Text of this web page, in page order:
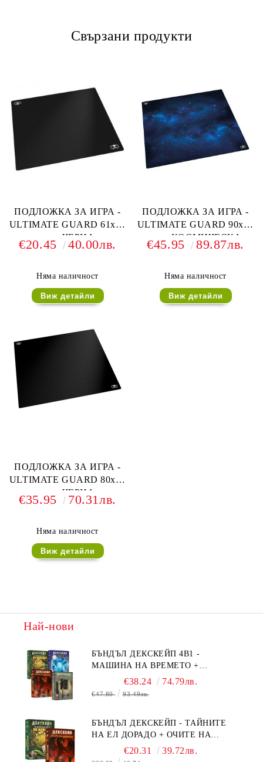
Свързани продукти
ПОДЛОЖКА ЗА ИГРА -
ULTIMATE GUARD 61x61
см. - ЧЕРНА
€20.45 40.00лв.
Няма наличност
Виж детайли
ПОДЛОЖКА ЗА ИГРА -
ULTIMATE GUARD 90x90
см. - КОСМИЧЕСКА
€45.95 89.87лв.
Няма наличност
Виж детайли
ПОДЛОЖКА ЗА ИГРА -
ULTIMATE GUARD 80x80
см. - ЧЕРНА
€35.95 70.31лв.
Няма наличност
Виж детайли
Най-нови
БЪНДЪЛ ДЕКСКЕЙП 4В1 -
МАШИНА НА ВРЕМЕТО +
БЯГСТВО ОТ АЛКАТРАЗ +
ТАЙНИТЕ НА ЕЛ ДОРАДО +
€38.24 74.79лв.
€47.80 93.49лв.
БЪНДЪЛ ДЕКСКЕЙП - ТАЙНИТЕ
НА ЕЛ ДОРАДО + ОЧИТЕ НА
ДРАКОНА€20.31 39.72лв.